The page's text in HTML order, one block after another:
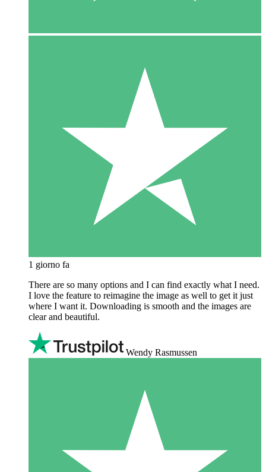
1 giorno fa
There are so many options and I can find exactly what I need.
I love the feature to reimagine the image as well to get it just
where I want it. Downloading is smooth and the images are
clear and beautiful.
Wendy Rasmussen